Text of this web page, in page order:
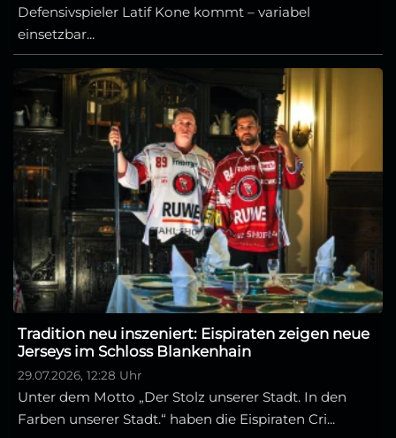
Defensivspieler Latif Kone kommt – variabel
einsetzbar...
Tradition neu inszeniert: Eispiraten zeigen neue
Jerseys im Schloss Blankenhain
29.07.2026, 12:28 Uhr
Unter dem Motto „Der Stolz unserer Stadt. In den
Farben unserer Stadt.“ haben die Eispiraten Cri...